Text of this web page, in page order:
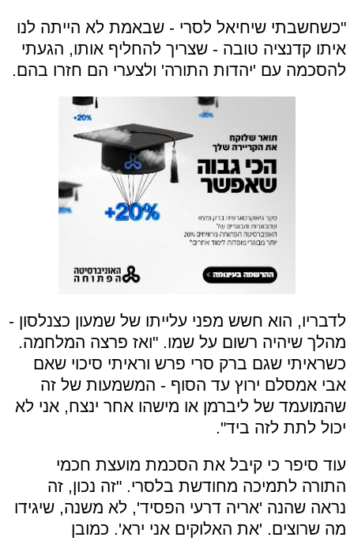
"כשחשבתי שיחיאל לסרי - שבאמת לא הייתה לנו
איתו קדנציה טובה - שצריך להחליף אותו, הגעתי
להסכמה עם 'יהדות התורה' ולצערי הם חזרו בהם.
לדבריו, הוא חשש מפני עלייתו של שמעון כצנלסון -
מהלך שיהיה רשום על שמו. "ואז פרצה המלחמה.
כשראיתי שגם ברק סרי פרש וראיתי סיכוי שאם
אבי אמסלם ירוץ עד הסוף - המשמעות של זה
שהמועמד של ליברמן או מישהו אחר ינצח, אני לא
יכול לתת לזה ביד".
עוד סיפר כי קיבל את הסכמת מועצת חכמי
התורה לתמיכה מחודשת בלסרי. "זה נכון, זה
נראה שהנה 'אריה דרעי הפסיד', לא משנה, שיגידו
מה שרוצים. 'את האלוקים אני ירא'. כמובן